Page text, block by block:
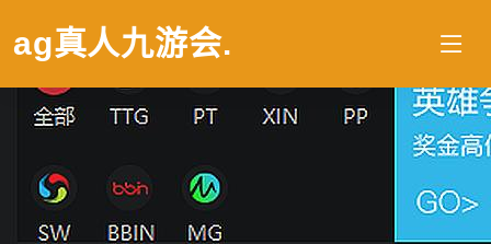
ag真人九游会.